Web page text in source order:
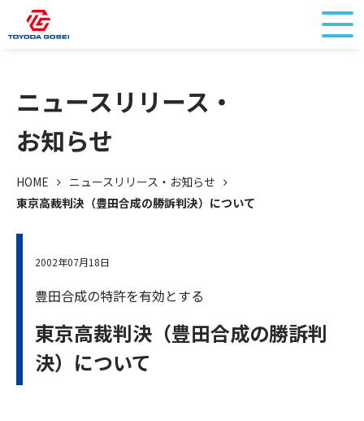
ニュースリリース・
お知らせ
HOME
ニュースリリース・お知らせ
東京高裁判決（豊田合成の勝訴判決）について
2002年07月18日
豊田合成の特許を有効とする
東京高裁判決（豊田合成の勝訴判
決）について